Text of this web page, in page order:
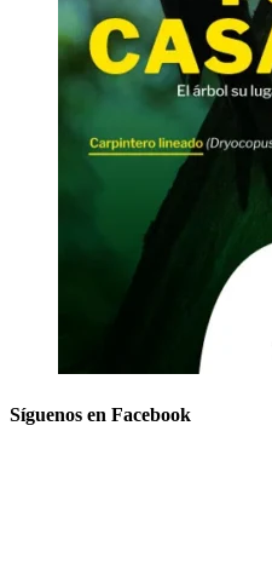
Síguenos en Facebook